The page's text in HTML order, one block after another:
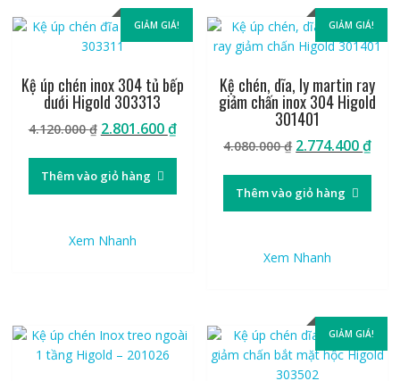
GIẢM GIÁ!
Kệ úp chén inox 304 tủ bếp
dưới Higold 303313
4.120.000₫ Giá
là:
4.120.000 ₫.
2.801.600₫Giá
Thêm vào giỏ hàng
Xem Nhanh
GIẢM GIÁ!
Kệ chén, dĩa, ly martin ray
giảm chấn inox 304 Higold
301401
4.080.000₫ Giá
là:
4.080.000 ₫.
2.774.400₫Giá
Thêm vào giỏ hàng
Xem Nhanh
GIẢM GIÁ!